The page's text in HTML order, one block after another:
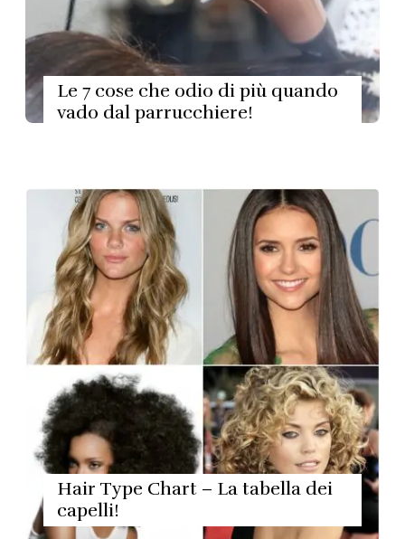
Le 7 cose che odio di più quando
vado dal parrucchiere!
Hair Type Chart – La tabella dei
capelli!